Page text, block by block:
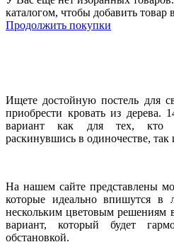
каталогом, чтобы добавить товар
Продолжить покупки
Ищете достойную постель для
приобрести кровать из дерева.
вариант как для тех, кто
раскинувшись в одиночестве, так
На нашем сайте представлены
которые идеально впишутся в
нескольким цветовым решениям
вариант, который будет
обстановкой.